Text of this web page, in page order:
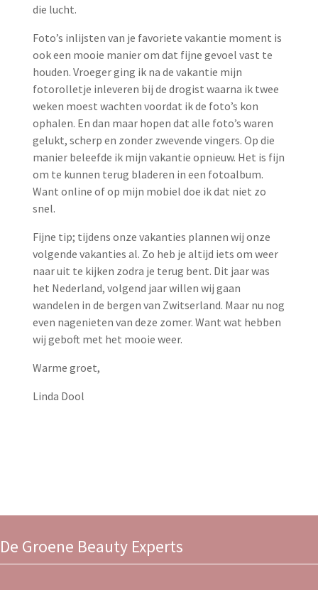
die lucht.
Foto’s inlijsten van je favoriete vakantie moment is
ook een mooie manier om dat fijne gevoel vast te
houden. Vroeger ging ik na de vakantie mijn
fotorolletje inleveren bij de drogist waarna ik twee
weken moest wachten voordat ik de foto’s kon
ophalen. En dan maar hopen dat alle foto’s waren
gelukt, scherp en zonder zwevende vingers. Op die
manier beleefde ik mijn vakantie opnieuw. Het is fijn
om te kunnen terug bladeren in een fotoalbum.
Want online of op mijn mobiel doe ik dat niet zo
snel.
Fijne tip; tijdens onze vakanties plannen wij onze
volgende vakanties al. Zo heb je altijd iets om weer
naar uit te kijken zodra je terug bent. Dit jaar was
het Nederland, volgend jaar willen wij gaan
wandelen in de bergen van Zwitserland. Maar nu nog
even nagenieten van deze zomer. Want wat hebben
wij geboft met het mooie weer.
Warme groet,
Linda Dool
De Groene Beauty Experts